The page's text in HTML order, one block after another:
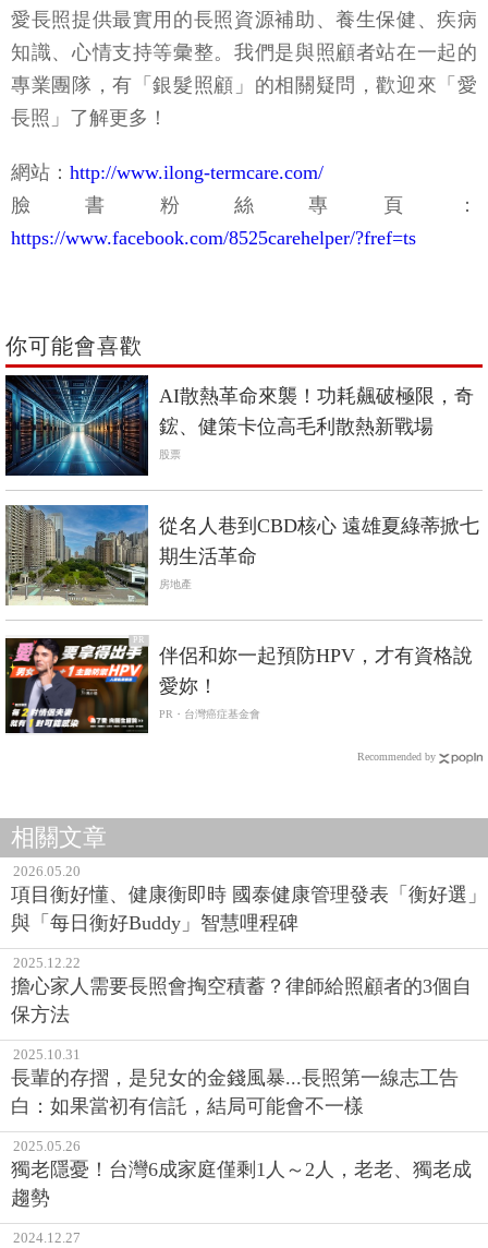
愛長照提供最實用的長照資源補助、養生保健、疾病
知識、心情支持等彙整。我們是與照顧者站在一起的
專業團隊，有「銀髮照顧」的相關疑問，歡迎來「愛
長照」了解更多！
網站： http://www.ilong-termcare.com/
臉書粉絲專頁：
https://www.facebook.com/8525carehelper/?fref=ts
你可能會喜歡
AI散熱革命來襲！功耗飆破極限，奇
鋐、健策卡位高毛利散熱新戰場
股票
從名人巷到CBD核心 遠雄夏綠蒂掀七
期生活革命
房地產
PR
伴侶和妳一起預防HPV，才有資格說
愛妳！
PR・台灣癌症基金會
Recommended by
相關文章
2026.05.20
項目衡好懂、健康衡即時 國泰健康管理發表「衡好選」
與「每日衡好Buddy」智慧哩程碑
2025.12.22
擔心家人需要長照會掏空積蓄？律師給照顧者的3個自
保方法
2025.10.31
長輩的存摺，是兒女的金錢風暴...長照第一線志工告
白：如果當初有信託，結局可能會不一樣
2025.05.26
獨老隱憂！台灣6成家庭僅剩1人～2人，老老、獨老成
趨勢
2024.12.27